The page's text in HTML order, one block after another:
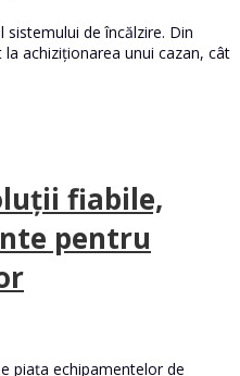
sistemului de încălzire. Din
achiziționarea unui cazan, cât
fiabile,
pentru
piața echipamentelor de